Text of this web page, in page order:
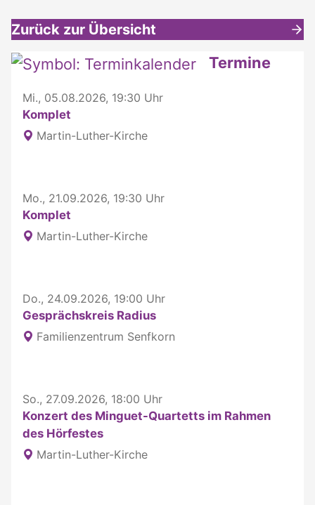
Zurück zur Übersicht
Weitere interessante Inhalte Termine
Mi., 05.08.2026, 19:30 Uhr
Komplet
Martin-Luther-Kirche
Mo., 21.09.2026, 19:30 Uhr
Komplet
Martin-Luther-Kirche
Do., 24.09.2026, 19:00 Uhr
Gesprächskreis Radius
Familienzentrum Senfkorn
So., 27.09.2026, 18:00 Uhr
Konzert des Minguet-Quartetts im Rahmen
des Hörfestes
Martin-Luther-Kirche